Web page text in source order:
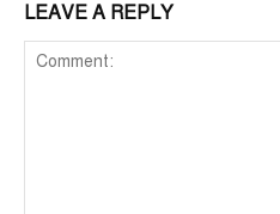
LEAVE A REPLY